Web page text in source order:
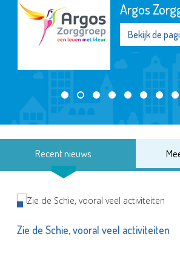
Argos
Bekijk de
Recent nieuws
Zie de Schie, vooral veel activiteiten